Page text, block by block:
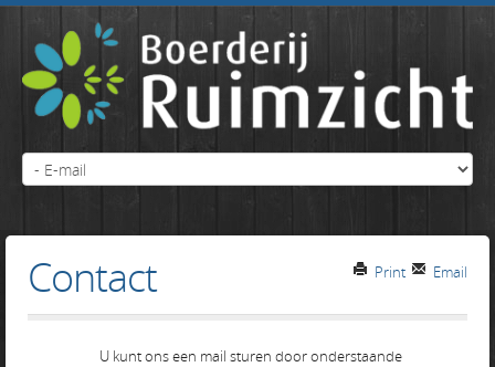
Email
Print
Contact
U kunt ons een mail sturen door onderstaande